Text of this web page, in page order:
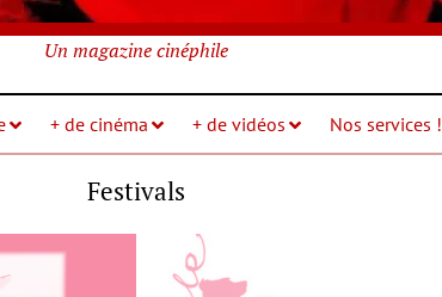
Un magazine cinéphile
+ de cinéma + de vidéos Nos services !
Festivals